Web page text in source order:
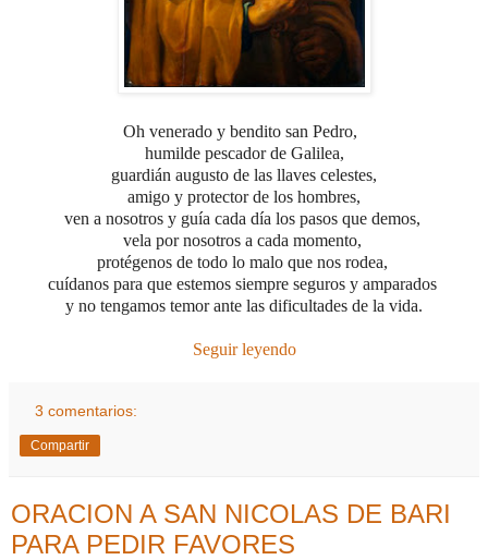
Oh venerado y bendito san Pedro,
humilde pescador de Galilea,
guardián augusto de las llaves celestes,
amigo y protector de los hombres,
ven a nosotros y guía cada día los pasos que demos,
vela por nosotros a cada momento,
protégenos de todo lo malo que nos rodea,
cuídanos para que estemos siempre seguros y amparados
y no tengamos temor ante las dificultades de la vida.
Seguir leyendo
3 comentarios:
Compartir
ORACION A SAN NICOLAS DE BARI
PARA PEDIR FAVORES